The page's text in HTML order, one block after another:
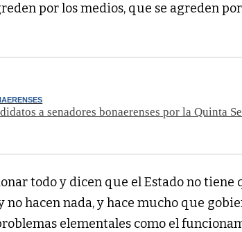
por los medios, que se agreden
a senadores bonaerenses por la Quinta
todo y dicen que el Estado no tiene
hacen nada, y hace mucho que
elementales como el